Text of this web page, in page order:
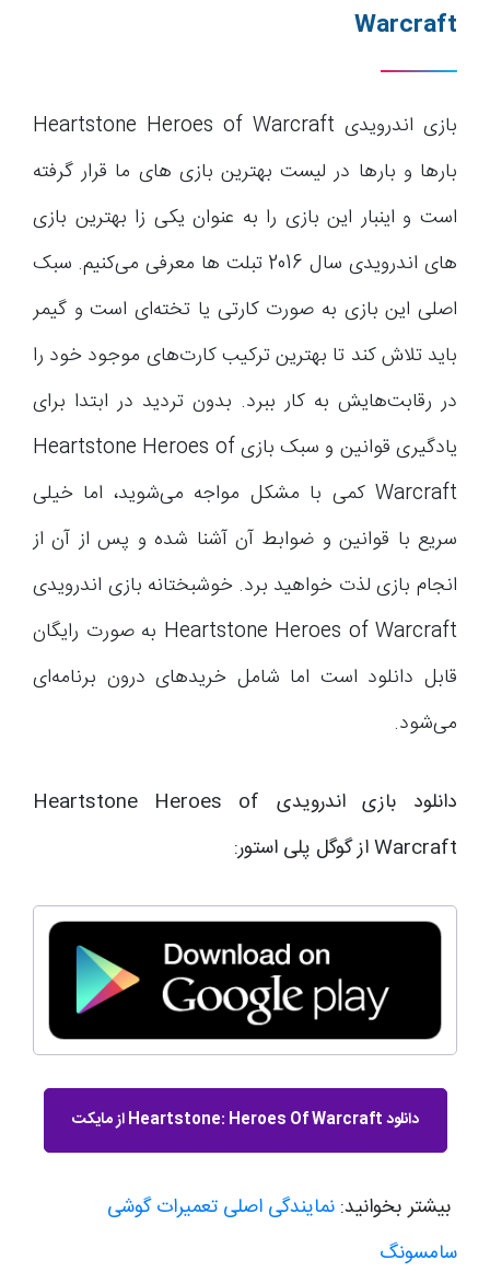
Warcraft
بازی اندرویدی Heartstone Heroes of Warcraft
بارها و بارها در لیست بهترین بازی های ما قرار گرفته
است و اینبار این بازی را به عنوان یکی زا بهترین بازی
های اندرویدی سال 2016 تبلت ها معرفی می‌کنیم. سبک
اصلی این بازی به صورت کارتی یا تخته‌ای است و گیمر
باید تلاش کند تا بهترین ترکیب کارت‌های موجود خود را
در رقابت‌هایش به کار ببرد. بدون تردید در ابتدا برای
یادگیری قوانین و سبک بازی Heartstone Heroes of
Warcraft کمی با مشکل مواجه می‌شوید، اما خیلی
سریع با قوانین و ضوابط آن آشنا شده و پس از آن از
انجام بازی لذت خواهید برد. خوشبختانه بازی اندرویدی
Heartstone Heroes of Warcraft به صورت رایگان
قابل دانلود است اما شامل خریدهای درون برنامه‌ای
می‌شود.
دانلود بازی اندرویدی Heartstone Heroes of
Warcraft از گوگل پلی استور:
دانلود Heartstone: Heroes Of Warcraft از مایکت
بیشتر بخوانید: نمایندگی اصلی تعمیرات گوشی
سامسونگ